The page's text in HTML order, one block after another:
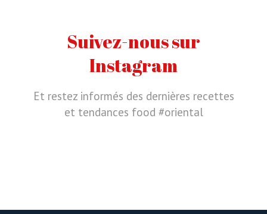
Suivez-nous sur
Instagram
Et restez informés des dernières recettes
et tendances food #oriental